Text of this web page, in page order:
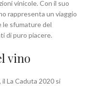
vinicole. Con il suo
rappresenta un viaggio
le sfumature del
di puro piacere.
vino
La Caduta 2020 si